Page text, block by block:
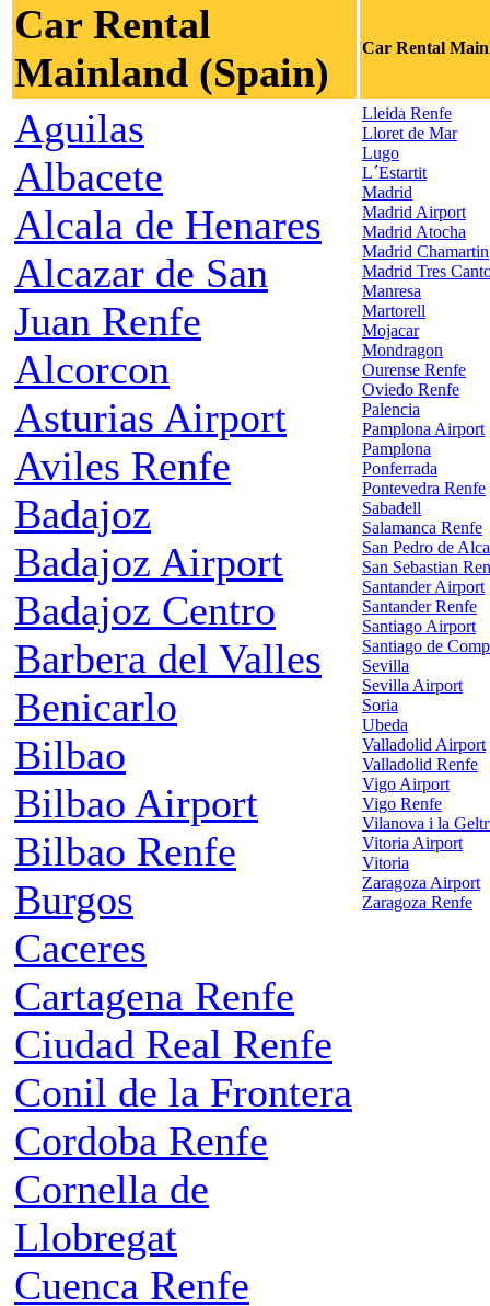
Car Rental
Mainland (Spain)
Car Rental
Aguilas
Albacete
Alcala de Henares
Alcazar de San
Juan Renfe
Alcorcon
Asturias Airport
Aviles Renfe
Badajoz
Badajoz Airport
Badajoz Centro
Barbera del Valles
Benicarlo
Bilbao
Bilbao Airport
Bilbao Renfe
Burgos
Caceres
Cartagena Renfe
Ciudad Real Renfe
Conil de la Frontera
Cordoba Renfe
Cornella de
Llobregat
Cuenca Renfe
Lleida Renfe
Lloret de Mar
Lugo
L´Estartit
Madrid
Madrid Airport
Madrid Atocha
Madrid Chamartin
Madrid Tres
Manresa
Martorell
Mojacar
Mondragon
Ourense Renfe
Oviedo Renfe
Palencia
Pamplona Airport
Pamplona
Ponferrada
Pontevedra Renfe
Sabadell
Salamanca Renfe
San Pedro de
San Sebastian
Santander Airport
Santander Renfe
Santiago Airport
Santiago de
Sevilla
Sevilla Airport
Soria
Ubeda
Valladolid Airport
Valladolid Renfe
Vigo Airport
Vigo Renfe
Vilanova i la
Vitoria Airport
Vitoria
Zaragoza Airport
Zaragoza Renfe